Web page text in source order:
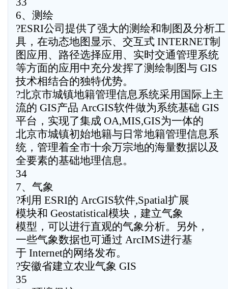
6、测绘
?ESRI公司提供了强大的测绘和制图及分析工
具，在动态地图显示、交互式 INTERNET制
图应用、路径选择应用、实时交通管理系统
等方面的应用中充分发挥了测绘制图与 GIS
技术相结合的独特优势。
?北京市城镇地籍管理信息系统采用国际上主
流的 GIS产品 ArcGIS软件做为系统基础 GIS
平台，实现了集成 OA,MIS,GIS为一体的
北京市城镇初始地籍与日常地籍管理信息系
统，管理着全市十余万宗地的海量数据以及
全要素的基础地理信息。
34
7、气象
?利用 ESRI的 ArcGIS软件,Spatial扩展
模块和 Geostatistical模块，建立气象
模型，可以进行直观的气象分析。另外，
一些气象数据也可通过 ArcIMS进行基
于 Internet的网络发布。
?安徽省建立农业气象 GIS
35